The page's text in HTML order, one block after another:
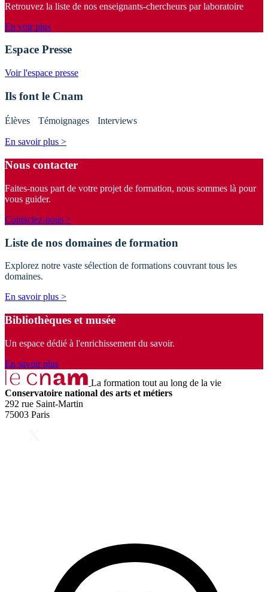
Retrouvez la liste de nos enseignants-chercheurs par laboratoire
En voir plus
Espace Presse
Voir l'espace presse
Ils font le Cnam
Élèves Témoignages Interviews
En savoir plus >
Nous contacter
Faites-nous part de votre projet de formation, nous sommes là pour
vous guider.
Contactez-nous >
Liste de nos domaines de formation
Explorez notre vaste sélection de formations couvrant tous les
domaines.
En savoir plus >
Bibliothèques et musée
Un espace dédié à l'enrichissement du savoir.
En savoir plus
La formation tout au long de la vie
Conservatoire national des arts et métiers
292 rue Saint-Martin
75003 Paris